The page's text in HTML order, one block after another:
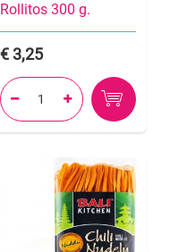
Rollitos 300 g.
3,25
 